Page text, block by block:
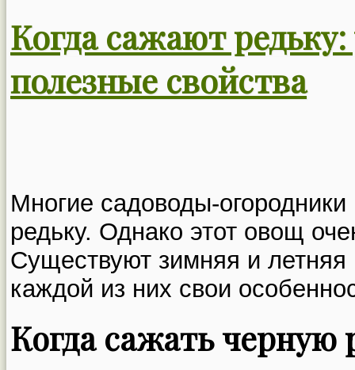
Когда сажают
полезные свойства
Многие садоводы-
редьку. Однако этот овощ
Существуют зимняя и летняя
каждой из них свои
Когда сажать черную